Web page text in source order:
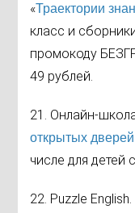
«Траектории
класс и
промокоду
49 рублей.
21. Онлайн-
открытых
числе для детей
22. Puzzle